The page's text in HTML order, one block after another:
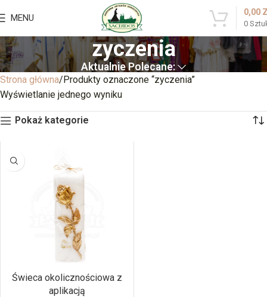
MENU
0
0,00
zyczenia
Aktualnie Polecane:
Strona główna Produkty oznaczone “zyczenia”
Wyświetlanie jednego wyniku
Pokaż kategorie
Świeca okolicznościowa z
aplikacją